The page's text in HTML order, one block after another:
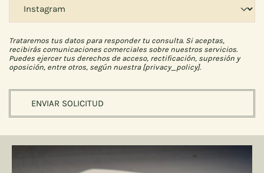
Trataremos tus datos para responder tu consulta. Si aceptas,
recibirás comunicaciones comerciales sobre nuestros servicios.
Puedes ejercer tus derechos de acceso, rectificación, supresión y
oposición, entre otros, según nuestra [privacy_policy].
ENVIAR SOLICITUD